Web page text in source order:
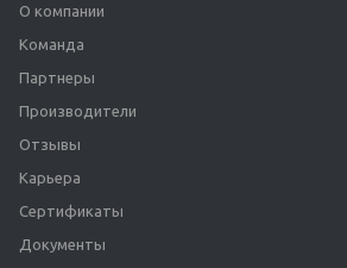
О компании
Команда
Партнеры
Производители
Отзывы
Карьера
Сертификаты
Документы